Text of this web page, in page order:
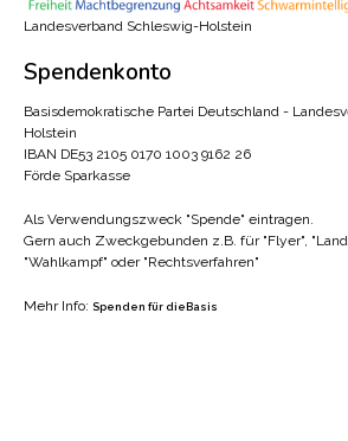
Landesverband Schleswig-Holstein
Spendenkonto
Basisdemokratische Partei Deutschland -
Holstein
IBAN DE53 2105 0170 1003 9162 26
Förde Sparkasse
Als Verwendungszweck "Spende" eintragen.
Gern auch Zweckgebunden z.B. für "Flyer",
"Wahlkampf" oder "Rechtsverfahren"
Mehr Info: Spenden für dieBasis